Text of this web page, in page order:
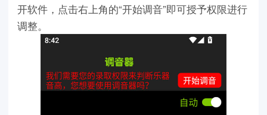
开软件，点击右上角的“开始调音”即可授予权限进行
调整。